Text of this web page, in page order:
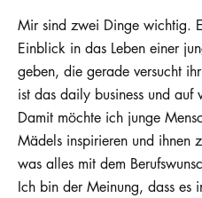
Mir sind zwei Dinge wichtig.
Einblick in das Leben einer
geben, die gerade versucht
ist das daily business und auf
Damit möchte ich junge
Mädels inspirieren und ihnen
was alles mit dem
Ich bin der Meinung, dass es